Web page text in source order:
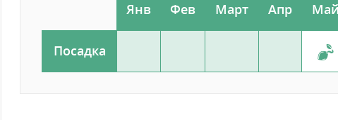
Янв Фев Март Апр Май
Посадка